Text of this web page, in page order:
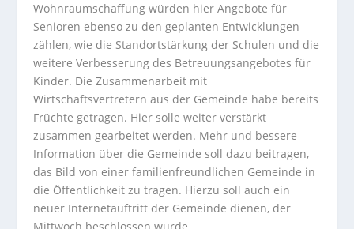
Wohnraumschaffung würden hier Angebote für
Senioren ebenso zu den geplanten Entwicklungen
zählen, wie die Standortstärkung der Schulen und die
weitere Verbesserung des Betreuungsangebotes für
Kinder. Die Zusammenarbeit mit
Wirtschaftsvertretern aus der Gemeinde habe bereits
Früchte getragen. Hier solle weiter verstärkt
zusammen gearbeitet werden. Mehr und bessere
Information über die Gemeinde soll dazu beitragen,
das Bild von einer familienfreundlichen Gemeinde in
die Öffentlichkeit zu tragen. Hierzu soll auch ein
neuer Internetauftritt der Gemeinde dienen, der